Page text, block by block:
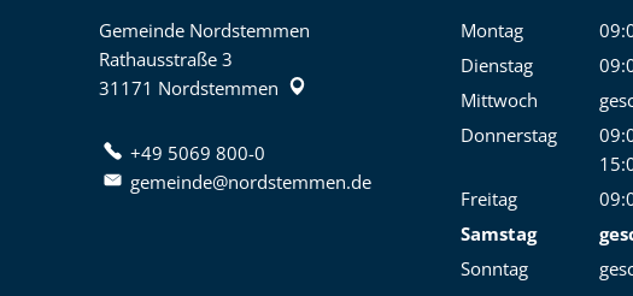
Gemeinde Nordstemmen
Rathausstraße 3
31171 Nordstemmen
+49 5069 800-0
gemeinde@nordstemmen.de
Montag
Dienstag
Mittwoch
Donnerstag
Freitag
Samstag
Sonntag